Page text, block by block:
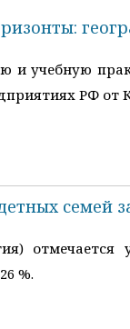
и учебную
РФ от
семей
%.